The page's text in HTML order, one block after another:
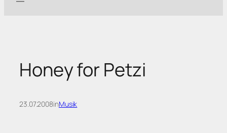
Honey for Petzi
23.07.2008inMusik